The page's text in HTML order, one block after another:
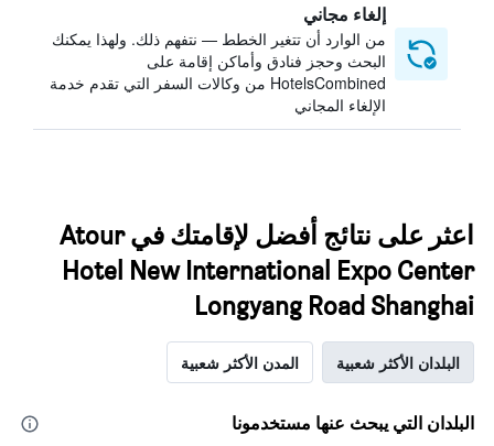
إلغاء مجاني
من الوارد أن تتغير الخطط — نتفهم ذلك. ولهذا يمكنك
البحث وحجز فنادق وأماكن إقامة على
HotelsCombined من وكالات السفر التي تقدم خدمة
الإلغاء المجاني
اعثر على نتائج أفضل لإقامتك في Atour
Hotel New International Expo Center
Longyang Road Shanghai
البلدان الأكثر شعبية المدن الأكثر شعبية
البلدان التي يبحث عنها مستخدمونا